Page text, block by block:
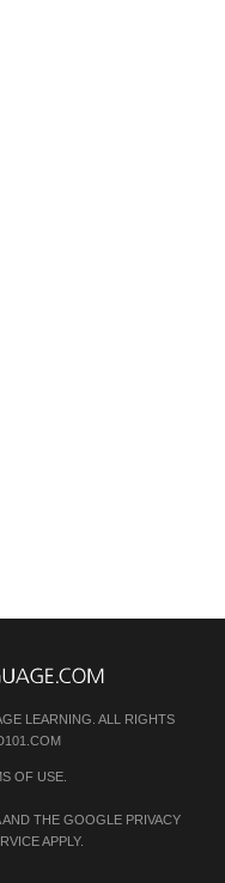
LEARNING. ALL RIGHTS
OF USE.
AND THE GOOGLE PRIVACY
APPLY.